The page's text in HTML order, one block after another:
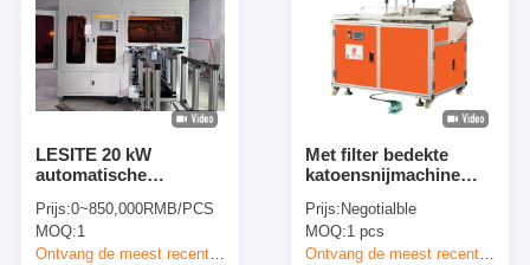
De Filter van de aluminiumzak
Stofzakfilter
Origami die Machine vouwen
ultrasone stikkende machine
luchtfilter Frame maken machine
LESITE 20 kW
automatische
productielijn 220V
Prijs:0~850,000RMB/PCS
MOQ:1
Ontvang de meest recente Prijs
Met filter bedekte
katoensnijmachine
Prijs:Negotialble
MOQ:1 pcs
Ontvang de meest recente Prijs